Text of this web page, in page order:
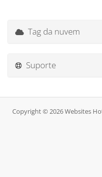
Tag da nuvem
Suporte
Copyright © 2026 Websites